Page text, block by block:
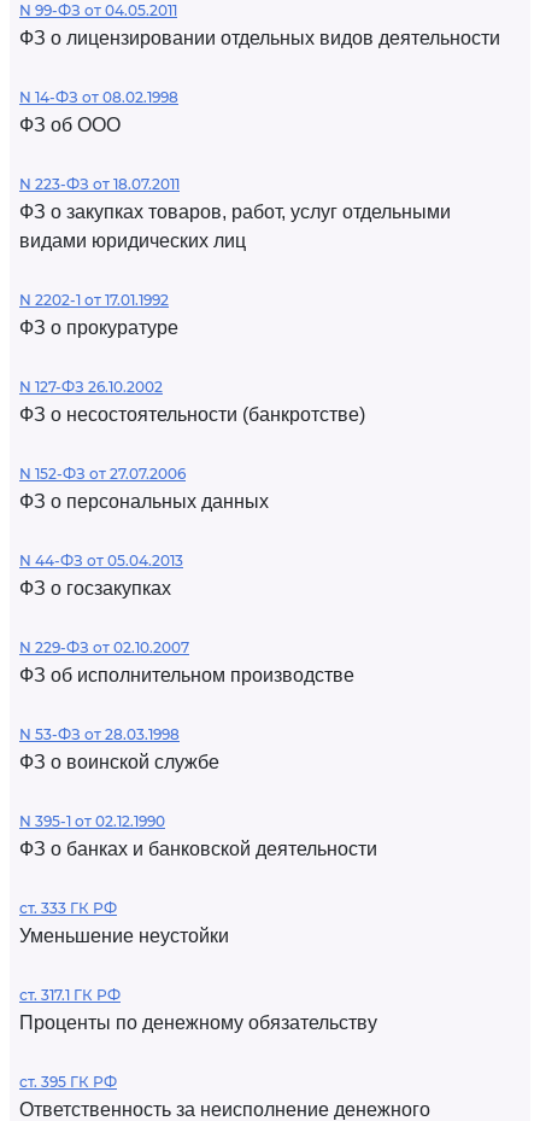
N 99-ФЗ от 04.05.2011
ФЗ о лицензировании отдельных видов деятельности
N 14-ФЗ от 08.02.1998
ФЗ об ООО
N 223-ФЗ от 18.07.2011
ФЗ о закупках товаров, работ, услуг отдельными
видами юридических лиц
N 2202-1 от 17.01.1992
ФЗ о прокуратуре
N 127-ФЗ 26.10.2002
ФЗ о несостоятельности (банкротстве)
N 152-ФЗ от 27.07.2006
ФЗ о персональных данных
N 44-ФЗ от 05.04.2013
ФЗ о госзакупках
N 229-ФЗ от 02.10.2007
ФЗ об исполнительном производстве
N 53-ФЗ от 28.03.1998
ФЗ о воинской службе
N 395-1 от 02.12.1990
ФЗ о банках и банковской деятельности
ст. 333 ГК РФ
Уменьшение неустойки
ст. 317.1 ГК РФ
Проценты по денежному обязательству
ст. 395 ГК РФ
Ответственность за неисполнение денежного